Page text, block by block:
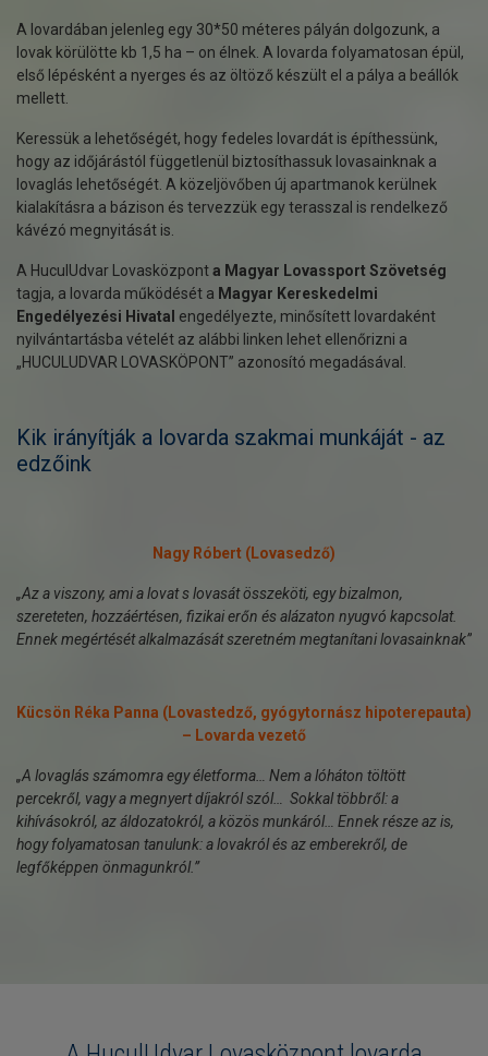
A lovardában jelenleg egy 30*50 méteres pályán dolgozunk, a
lovak körülötte kb 1,5 ha – on élnek. A lovarda folyamatosan épül,
első lépésként a nyerges és az öltöző készült el a pálya a beállók
mellett.
Keressük a lehetőségét, hogy fedeles lovardát is építhessünk,
hogy az időjárástól függetlenül biztosíthassuk lovasainknak a
lovaglás lehetőségét. A közeljövőben új apartmanok kerülnek
kialakításra a bázison és tervezzük egy terasszal is rendelkező
kávézó megnyitását is.
A HuculUdvar Lovasközponta Magyar Lovassport Szövetség
tagja, a lovarda működését a Magyar Kereskedelmi
Engedélyezési Hivatal engedélyezte, minősített lovardaként
nyilvántartásba vételét az alábbi linken lehet ellenőrizni a
„HUCULUDVAR LOVASKÖPONT” azonosító megadásával.
Kik irányítják a lovarda szakmai munkáját - az
edzőink
Nagy Róbert (Lovasedző)
„Az a viszony, ami a lovat s lovasát összeköti, egy bizalmon,
szereteten, hozzáértésen, fizikai erőn és alázaton nyugvó kapcsolat.
Ennek megértését alkalmazását szeretném megtanítani lovasainknak”
Kücsön Réka Panna (Lovastedző, gyógytornász hipoterepauta)
– Lovarda vezető
„A lovaglás számomra egy életforma… Nem a lóháton töltött
percekről, vagy a megnyert díjakról szól… Sokkal többről: a
kihívásokról, az áldozatokról, a közös munkáról… Ennek része az is,
hogy folyamatosan tanulunk: a lovakról és az emberekről, de
legfőképpen önmagunkról.”